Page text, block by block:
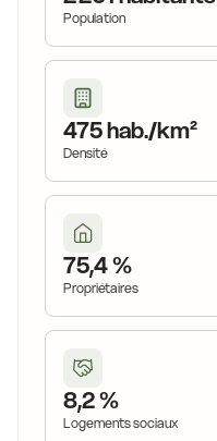
14,8 €
Population
475 hab./km²
Densité
75,4 %
Propriétaires
8,2 %
Logements sociaux